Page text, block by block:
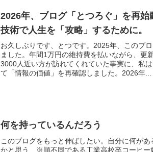
2026年、ブログ「とつろぐ」を再始
技術で人生を「攻略」するために。
お久しぶりです、とつです。2025年、このブ
ました。年間1万円の維持費を払いながら、更
3000人近い方が訪れてくれていた事実に、私
て「情報の価値」を再確認しました。2026年...
何を持っているんだろう
このブログをもっと伸ばしたい。自分に何があ
かと思う ※順不同である工業高校卒コーヒー